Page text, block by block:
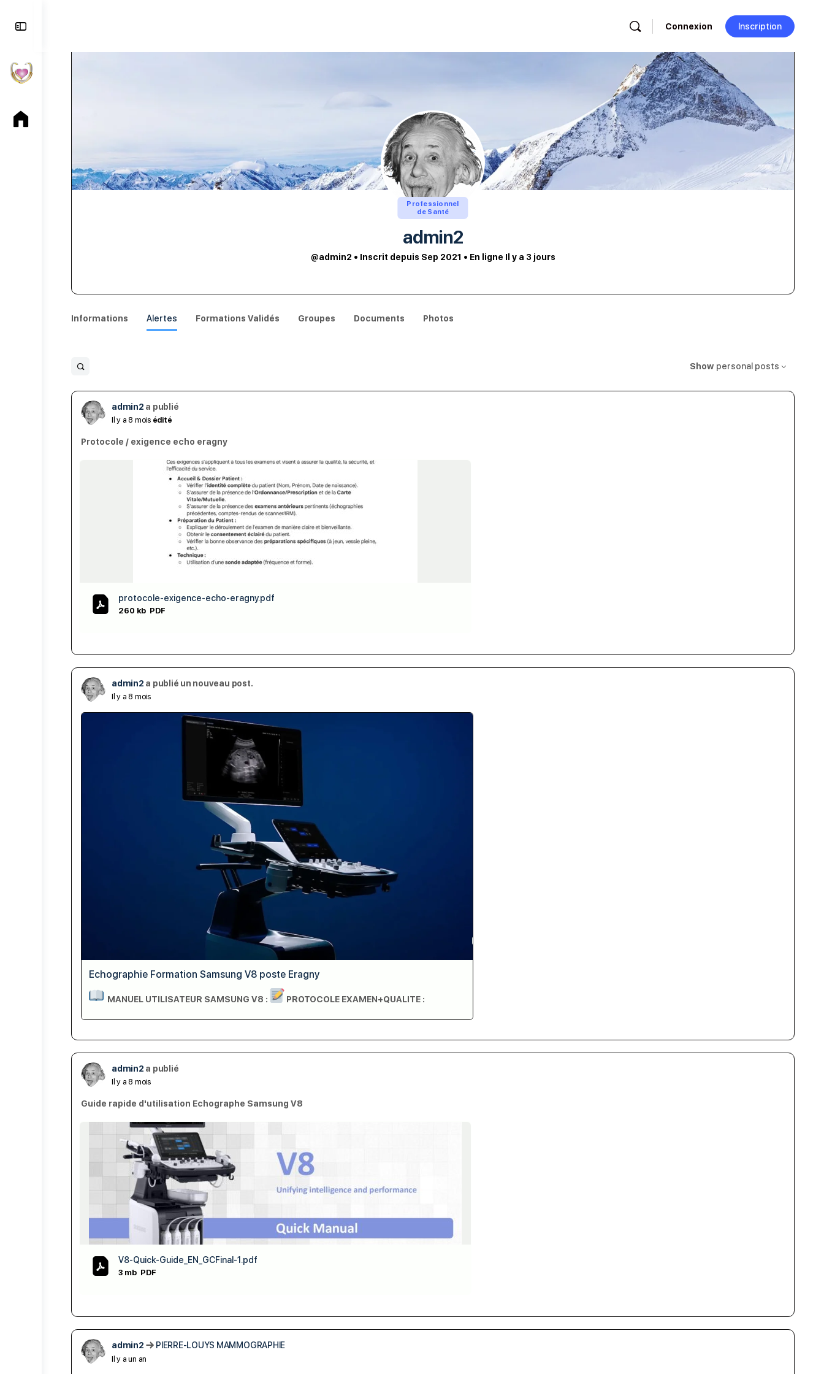
Panel
Connexion Inscription
Professionnel
de Santé
admin2
@admin2 • Inscrit depuis Sep 2021 • En ligne Il y a 3 jours
Informations Alertes Formations Validés Groupes Documents Photos
Open
filters
Show personal posts
admin2 a publié
Il y a 8 mois édité
Protocole / exigence echo eragny
protocole-exigence-echo-eragny.pdf
260 kb PDF
admin2 a publié un nouveau post.
Il y a 8 mois
Echographie Formation Samsung V8 poste Eragny
MANUEL UTILISATEUR SAMSUNG V8 : PROTOCOLE EXAMEN+QUALITE :
admin2 a publié
Il y a 8 mois
Guide rapide d'utilisation Echographe Samsung V8
V8-Quick-Guide_EN_GCFinal-1.pdf
3 mb PDF
admin2 PIERRE-LOUYS MAMMOGRAPHIE
Il y a un an